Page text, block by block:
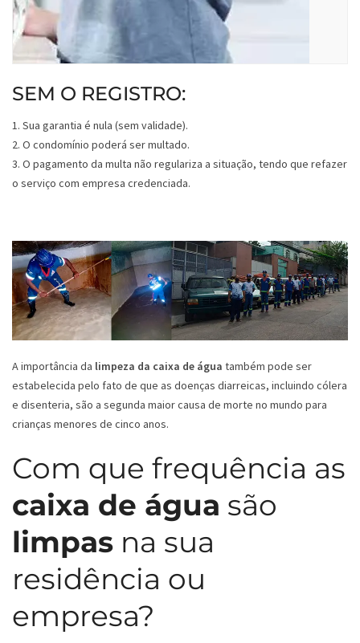
SEM O REGISTRO:
1. Sua garantia é nula (sem validade).
2. O condomínio poderá ser multado.
3. O pagamento da multa não regulariza a situação, tendo que refazer
o serviço com empresa credenciada.
A importância da limpeza da caixa de água também pode ser
estabelecida pelo fato de que as doenças diarreicas, incluindo cólera
e disenteria, são a segunda maior causa de morte no mundo para
crianças menores de cinco anos.
Com que frequência as
caixa de água são
limpas na sua
residência ou
empresa?